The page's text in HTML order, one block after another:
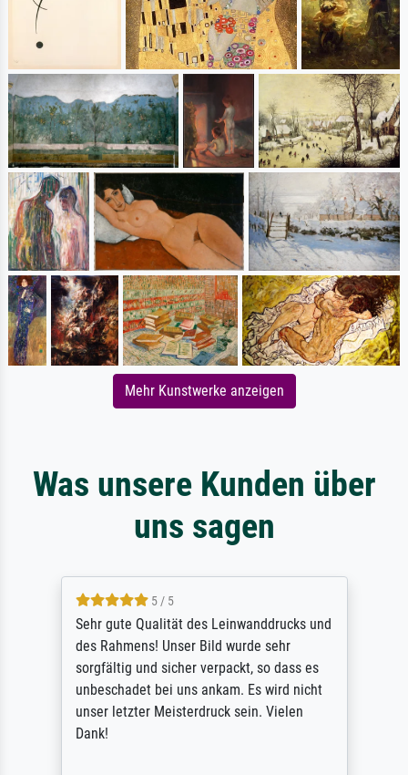
Mehr Kunstwerke anzeigen
Was unsere Kunden über
uns sagen
5 / 5
Sehr gute Qualität des Leinwanddrucks und
des Rahmens! Unser Bild wurde sehr
sorgfältig und sicher verpackt, so dass es
unbeschadet bei uns ankam. Es wird nicht
unser letzter Meisterdruck sein. Vielen
Dank!